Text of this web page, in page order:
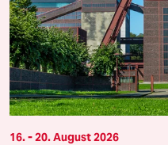
16. - 20. August 2026